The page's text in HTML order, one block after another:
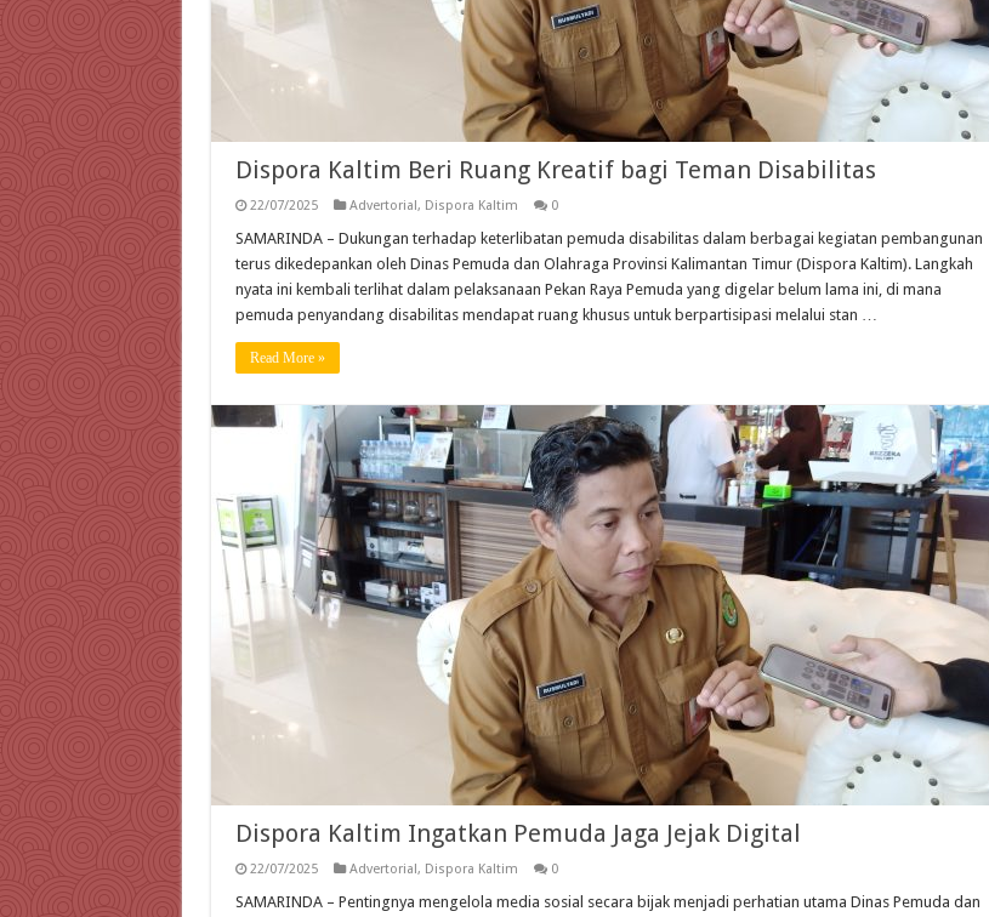
Dispora Kaltim Beri Ruang Kreatif bagi Teman Disabilitas
22/07/2025 Advertorial, Dispora Kaltim 0
SAMARINDA – Dukungan terhadap keterlibatan pemuda disabilitas dalam berbagai kegiatan pembangunan
terus dikedepankan oleh Dinas Pemuda dan Olahraga Provinsi Kalimantan Timur (Dispora Kaltim). Langkah
nyata ini kembali terlihat dalam pelaksanaan Pekan Raya Pemuda yang digelar belum lama ini, di mana
pemuda penyandang disabilitas mendapat ruang khusus untuk berpartisipasi melalui stan …
Read More »
Dispora Kaltim Ingatkan Pemuda Jaga Jejak Digital
22/07/2025 Advertorial, Dispora Kaltim 0
SAMARINDA – Pentingnya mengelola media sosial secara bijak menjadi perhatian utama Dinas Pemuda dan